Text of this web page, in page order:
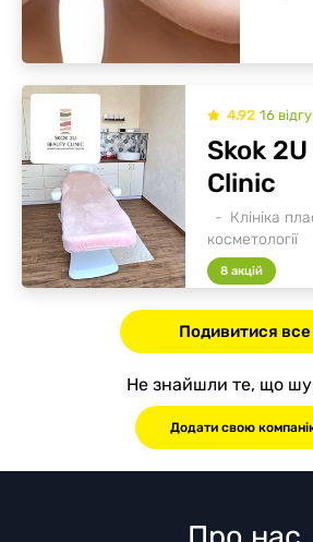
4.92 16
Клініка
косметології
Skok
Clinic
8 акцій
Вишневе,
Подивитися все
Не знайшли те, що
Додати свою